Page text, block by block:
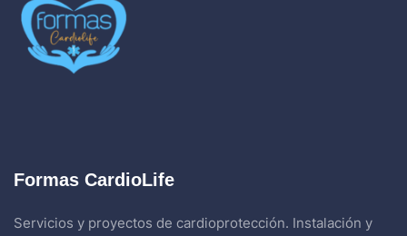
Formas CardioLife
Servicios y proyectos de cardioprotección. Instalación y